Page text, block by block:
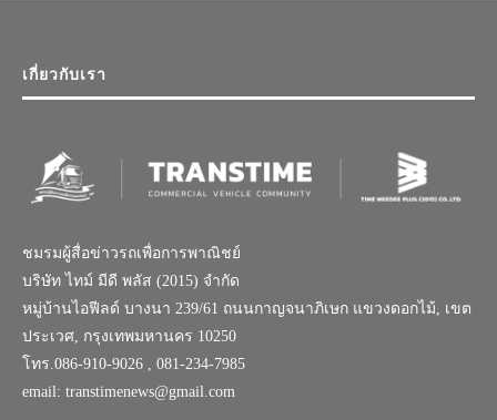
เกี่ยวกับเรา
ชมรมผู้สื่อข่าวรถเพื่อการพาณิชย์
บริษัท ไทม์ มีดี พลัส (2015) จำกัด
หมู่บ้านไอฟีลด์ บางนา 239/61 ถนนกาญจนาภิเษก แขวงดอกไม้, เขต
ประเวศ, กรุงเทพมหานคร 10250
โทร.086-910-9026 , 081-234-7985
email: transtimenews@gmail.com